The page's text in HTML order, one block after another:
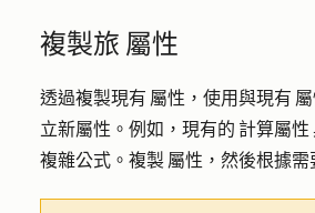
複製旅 屬性
透過複製現有 屬性，使用與現有
立新屬性。例如，現有的 計算屬性
複雜公式。複製 屬性，然後根據需